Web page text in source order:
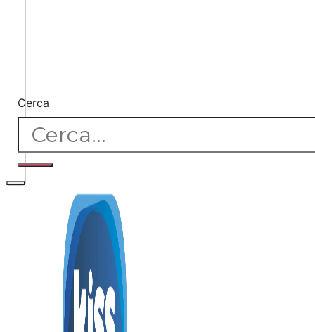
Cerca